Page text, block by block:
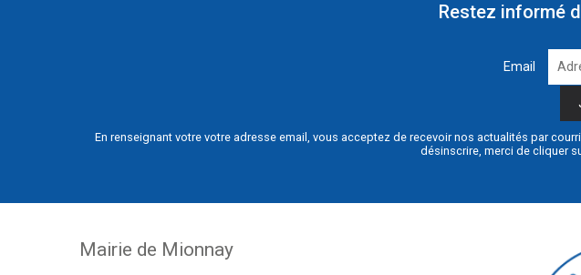
Restez informé
Email
En renseignant votre votre adresse email, vous acceptez de recevoir nos actualités par
désinscrire, merci de cliquer
Mairie de Mionnay